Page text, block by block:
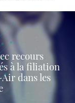
recours
à la filiation
dans les